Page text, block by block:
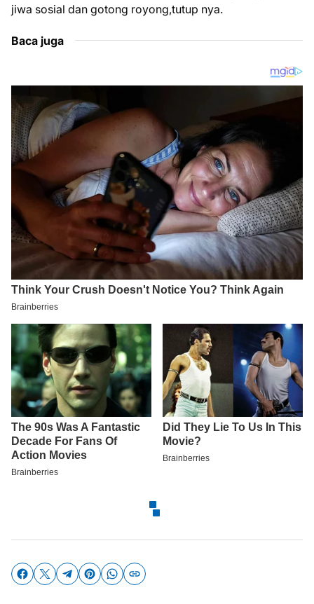
jiwa sosial dan gotong royong,tutup nya.
Baca juga